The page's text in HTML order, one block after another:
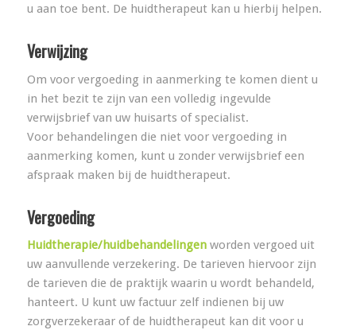
u aan toe bent. De huidtherapeut kan u hierbij helpen.
Verwijzing
Om voor vergoeding in aanmerking te komen dient u
in het bezit te zijn van een volledig ingevulde
verwijsbrief van uw huisarts of specialist.
Voor behandelingen die niet voor vergoeding in
aanmerking komen, kunt u zonder verwijsbrief een
afspraak maken bij de huidtherapeut.
Vergoeding
Huidtherapie/huidbehandelingenworden vergoed uit
uw aanvullende verzekering. De tarieven hiervoor zijn
de tarieven die de praktijk waarin u wordt behandeld,
hanteert. U kunt uw factuur zelf indienen bij uw
zorgverzekeraar of de huidtherapeut kan dit voor u